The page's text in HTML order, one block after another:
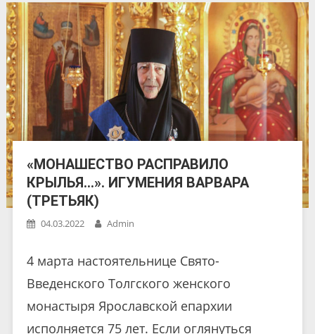
«МОНАШЕСТВО РАСПРАВИЛО
КРЫЛЬЯ…». ИГУМЕНИЯ ВАРВАРА
(ТРЕТЬЯК)
04.03.2022 Admin
4 марта настоятельнице Свято-
Введенского Толгского женского
монастыря Ярославской епархии
исполняется 75 лет. Если оглянуться